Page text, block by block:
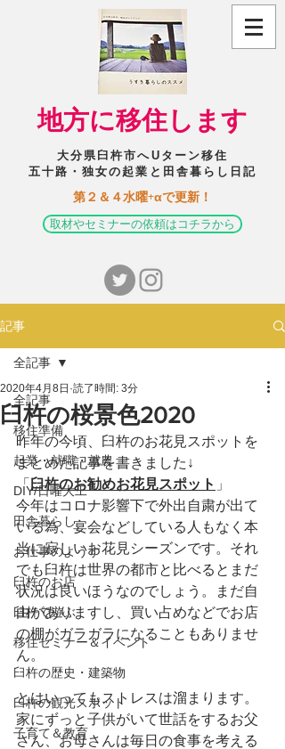
​地方に移住します
大分県臼杵市へUターン移住
五十路・独女の起業と田舎暮らし日記
​第２＆４水曜+αで更新！
取材やセミナーの依頼はコチラから
記事
全記事
移住準備
起業・就職・就農
DIY/日曜大工
田舎暮らし
お仕事のようす
臼杵のお店
臼杵で遊ぶ
移住セミナー＆イベント
臼杵の歴史・建築物
臼杵の観光スポット
子育て＆教育
全記事
臼杵の桜景色2020
2020年4月8日 読了時間: 3分
昨年の今頃、臼杵のお花見スポットを
まとめた記事を書きました↓
「 臼杵のお勧めお花見スポット 」
今年はコロナ影響下で外出自粛が出て
いる為、宴会などしている人もなく本
当に寂しいお花見シーズンです。それ
でも臼杵は世界の都市と比べるとまだ
状況は良いほうなのでしょう。まだ自
由がありますし、買い占めなどでお店
の棚がガラガラになることもありませ
ん。
とはいってもストレスは溜まります。
家にずっと子供がいて世話をするお父
さん、お母さんは毎日の食事を考える